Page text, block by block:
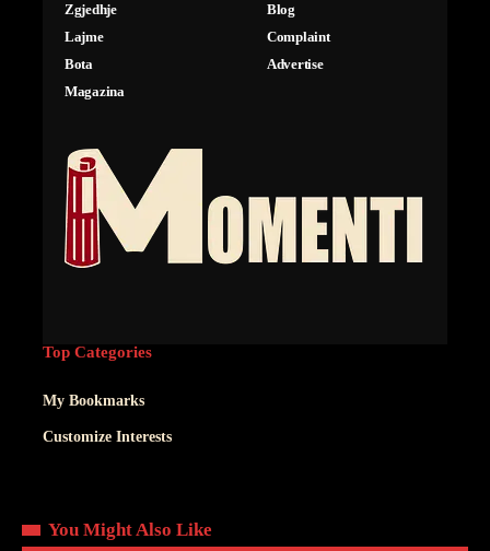
Zgjedhje
Lajme
Bota
Magazina
Blog
Complaint
Advertise
Top Categories
My Bookmarks
Customize Interests
You Might Also Like